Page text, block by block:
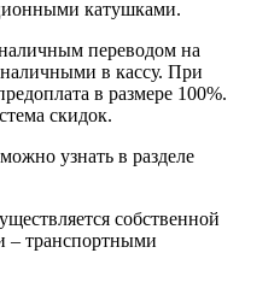
катушками.
переводом на
в кассу. При
в размере 100%.
скидок.
узнать в разделе
собственной
– транспортными